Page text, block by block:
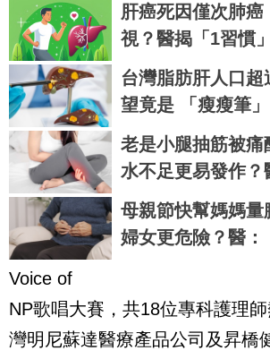
肝癌死因僅次肺
視？醫揭「1習慣
腫瘤
台灣脂肪肝人口
望竟是 「瘦瘦筆
望改善肝纖維化
老是小腿抽筋被痛
水不足更易發作？
放鬆自救
母親節快幫媽媽量
婦女更危險？醫：
Voice of
NP歌唱大賽，共18位專科護理
灣明尼蘇達醫療產品公司及昇橋